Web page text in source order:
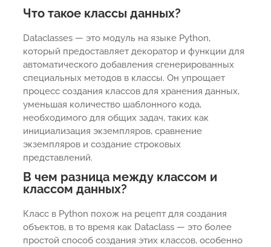
Что такое классы данных?
Dataclasses — это модуль на языке Python,
который предоставляет декоратор и функции для
автоматического добавления сгенерированных
специальных методов в классы. Он упрощает
процесс создания классов для хранения данных,
уменьшая количество шаблонного кода,
необходимого для общих задач, таких как
инициализация экземпляров, сравнение
экземпляров и создание строковых
представлений.
В чем разница между классом и
классом данных?
Класс в Python похож на рецепт для создания
объектов, в то время как Dataclass — это более
простой способ создания этих классов, особенно